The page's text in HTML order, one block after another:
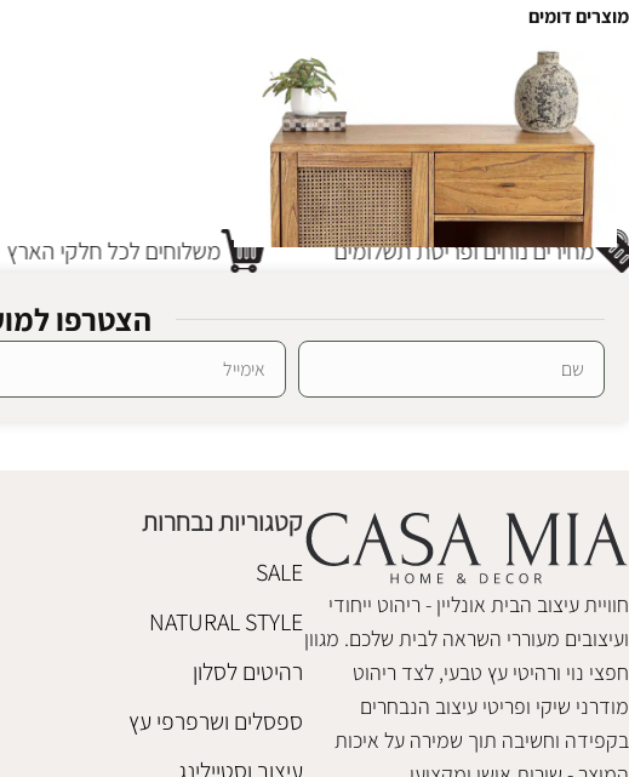
מוצרים דומים
₪ 3,280
הוספה לסל
משלוחים לכל חלקי הארץ מחירים נוחים ופריסת תשלומים
הצטרפו
חוויית עיצוב הבית אונליין - ריהוט ייחודי
ועיצובים מעוררי השראה לבית שלכם. מגוון
חפצי נוי ורהיטי עץ טבעי, לצד ריהוט
מודרני שיקי ופריטי עיצוב הנבחרים
בקפידה וחשיבה תוך שמירה על איכות
קטגוריות נבחרות
SALE
NATURAL STYLE
רהיטים לסלון
ספסלים ושרפרפי עץ